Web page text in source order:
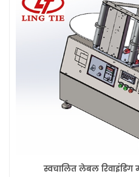
स्वचालित लेबल